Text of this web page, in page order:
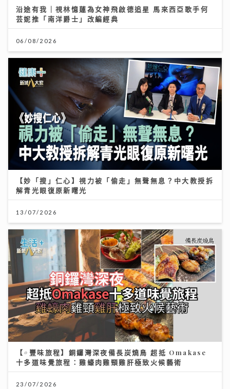
沿途有我｜視林憶蓮為女神飛啟德追星 馬來西亞歌手何
芸妮推「南洋爵士」改編經典
06/08/2026
【妙「搜」仁心】視力被「偷走」無聲無息？中大教授拆
解青光眼復原新曙光
13/07/2026
【#豐味旅程】銅鑼灣深夜備長炭燒鳥 超抵 Omakase
十多道味覺旅程：雞蠔肉雞頸雞肝極致火候藝術
23/07/2026